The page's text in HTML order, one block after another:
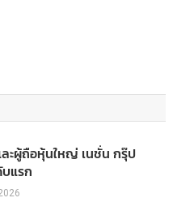
ละผู้ถือหุ้นใหญ่ เนชั่น กรุ๊ป
แรก